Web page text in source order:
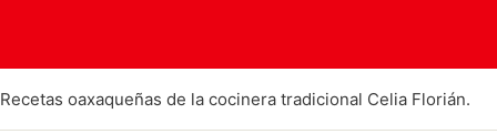
Recetas oaxaqueñas de la cocinera tradicional Celia Florián.